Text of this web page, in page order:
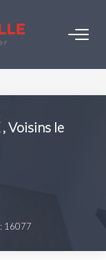
,Voisins le
: 16077